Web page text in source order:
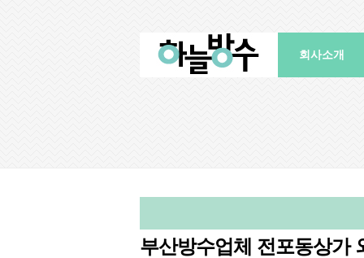
회사소개
부산방수업체 전포동상가